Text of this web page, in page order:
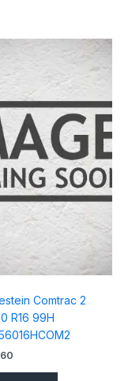
Comtrac 2
R16 99H